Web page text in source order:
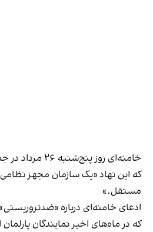
خامنه‌ای روز
که این نهاد «یک سازمان مجهز
مستقل.»
ادعای خامنه‌ای درباره
که در ماه‌های اخیر نمایندگان